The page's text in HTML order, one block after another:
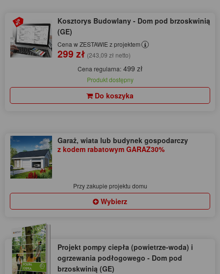
Kosztorys Budowlany - Dom pod brzoskwinią
(GE)
Cena w ZESTAWIE z projektem
299 zł (243,09 zł netto)
Cena regularna: 499 zł
Produkt dostępny
Do koszyka
Garaż, wiata lub budynek gospodarczy
z kodem rabatowym GARAZ30%
Przy zakupie projektu domu
Wybierz
Projekt pompy ciepła (powietrze-woda) i
ogrzewania podłogowego - Dom pod
brzoskwinią (GE)